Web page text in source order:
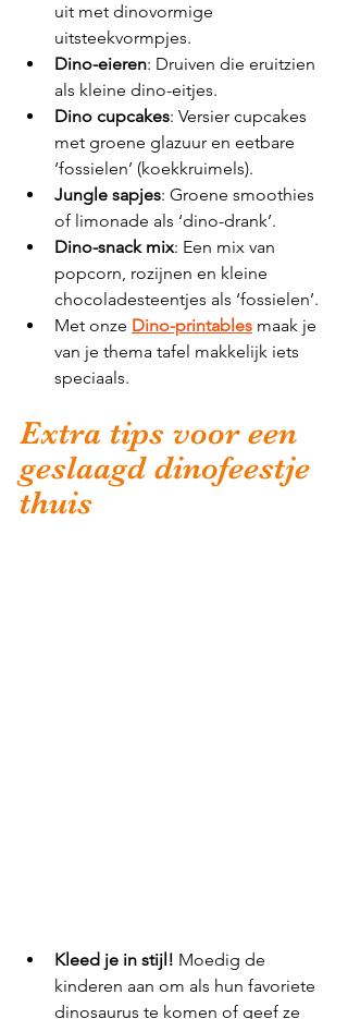
uit met dinovormige
uitsteekvormpjes.
Dino-eieren: Druiven die eruitzien
als kleine dino-eitjes.
Dino cupcakes: Versier cupcakes
met groene glazuur en eetbare
‘fossielen’ (koekkruimels).
Jungle sapjes: Groene smoothies
of limonade als ‘dino-drank’.
Dino-snack mix: Een mix van
popcorn, rozijnen en kleine
chocoladesteentjes als ‘fossielen’.
Met onze Dino-printables maak je
van je thema tafel makkelijk iets
speciaals.
Extra tips voor een
geslaagd dinofeestje
thuis
Kleed je in stijl! Moedig de
kinderen aan om als hun favoriete
dinosaurus te komen of geef ze